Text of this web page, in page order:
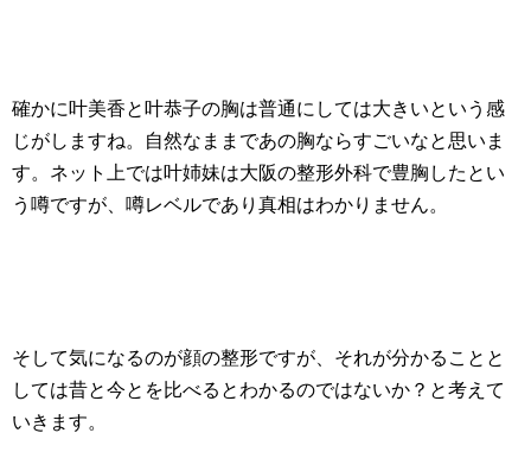
確かに叶美香と叶恭子の胸は普通にしては大きいという感
じがしますね。自然なままであの胸ならすごいなと思いま
す。ネット上では叶姉妹は大阪の整形外科で豊胸したとい
う噂ですが、噂レベルであり真相はわかりません。
そして気になるのが顔の整形ですが、それが分かることと
しては昔と今とを比べるとわかるのではないか？と考えて
いきます。